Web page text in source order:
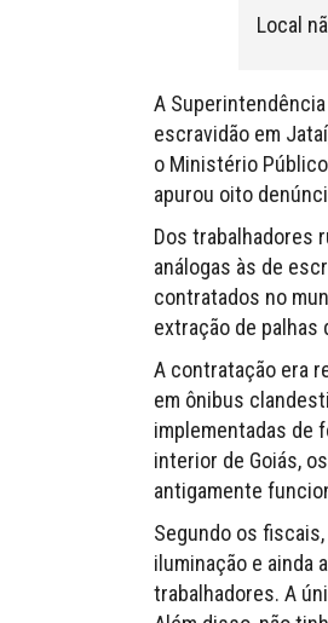
Local
A
escravidão em
o Ministério Público
apurou oito
Dos trabalhadores
análogas às de
contratados no
extração de palhas
A contratação era
em ônibus
implementadas de
interior de Goiás,
antigamente
Segundo os
iluminação e ainda
trabalhadores. A